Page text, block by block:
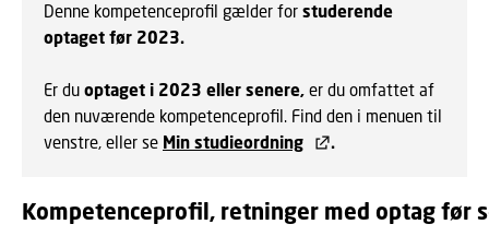
Denne kompetenceprofil gælder for studerende
optaget før 2023.
Er du optaget i 2023 eller senere, er du omfattet af
den nuværende kompetenceprofil. Find den i menuen til
venstre, eller se Min studieordning .
Kompetenceprofil, retninger med optag før